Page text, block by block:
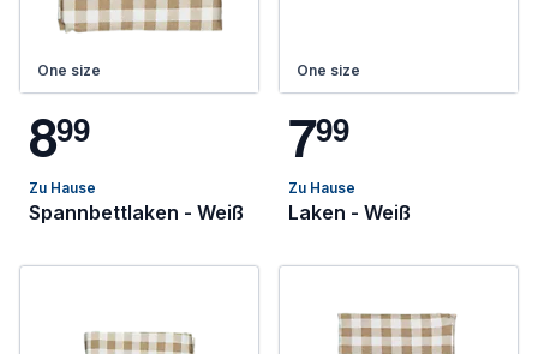
One size
899
Zu Hause
Spannbettlaken - Weiß
One size
799
Zu Hause
Laken - Weiß